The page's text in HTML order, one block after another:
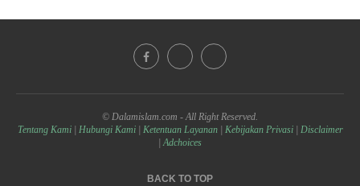
© Dalamislam.com - All Right Reserved.
Tentang Kami
Hubungi Kami| Ketentuan Layanan| Kebijakan Privasi| Disclaimer
|Adchoices
BACK TO TOP